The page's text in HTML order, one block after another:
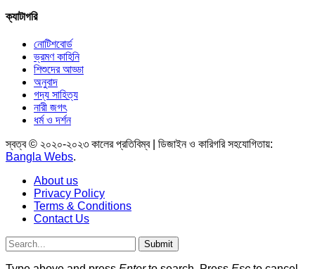
ক্যাটাগরি
নোটিশবোর্ড
ভ্রমণ কাহিনি
শিশুদের আড্ডা
অনুবাদ
গদ্য সাহিত্য
নারী জগৎ
ধর্ম ও দর্শন
স্বত্ব © ২০২০-২০২৩ কালের প্রতিবিম্ব | ডিজাইন ও কারিগরি সহযোগিতায়:
Bangla Webs.
About us
Privacy Policy
Terms & Conditions
Contact Us
Submit